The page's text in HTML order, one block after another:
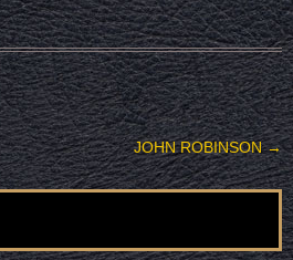
JOHN ROBINSON→